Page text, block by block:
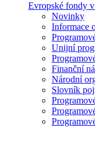
Evropské fondy
Novinky
Informace
Unijní
Finanční
Národní
Slovník